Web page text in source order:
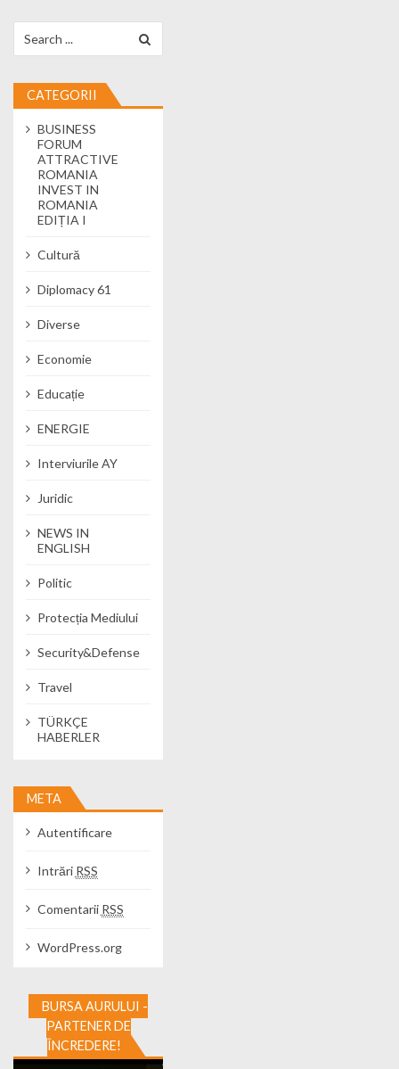
CATEGORII
BUSINESS
FORUM
ATTRACTIVE
ROMANIA
INVEST IN
ROMANIA
EDIȚIA I
Cultură
Diplomacy 61
Diverse
Economie
Educație
ENERGIE
Interviurile AY
Juridic
NEWS IN
ENGLISH
Politic
Protecția Mediului
Security&Defense
Travel
TÜRKÇE
HABERLER
META
Autentificare
Intrări RSS
Comentarii RSS
WordPress.org
BURSA AURULUI -
PARTENER DE
ÎNCREDERE!